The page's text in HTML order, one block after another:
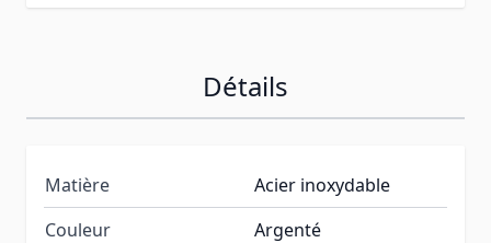
Détails
Matière
Acier inoxydable
Couleur
Argenté